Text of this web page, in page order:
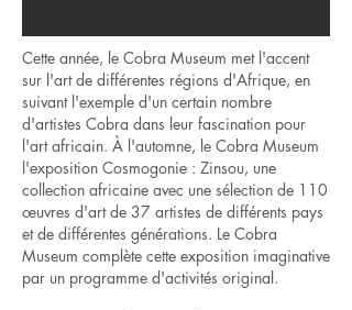
Cette année, le Cobra Museum met l'accent
sur l'art de différentes régions d'Afrique, en
suivant l'exemple d'un certain nombre
d'artistes Cobra dans leur fascination pour
l'art africain. À l'automne, le Cobra Museum
l'exposition Cosmogonie : Zinsou, une
collection africaine avec une sélection de 110
œuvres d'art de 37 artistes de différents pays
et de différentes générations. Le Cobra
Museum complète cette exposition imaginative
par un programme d'activités original.